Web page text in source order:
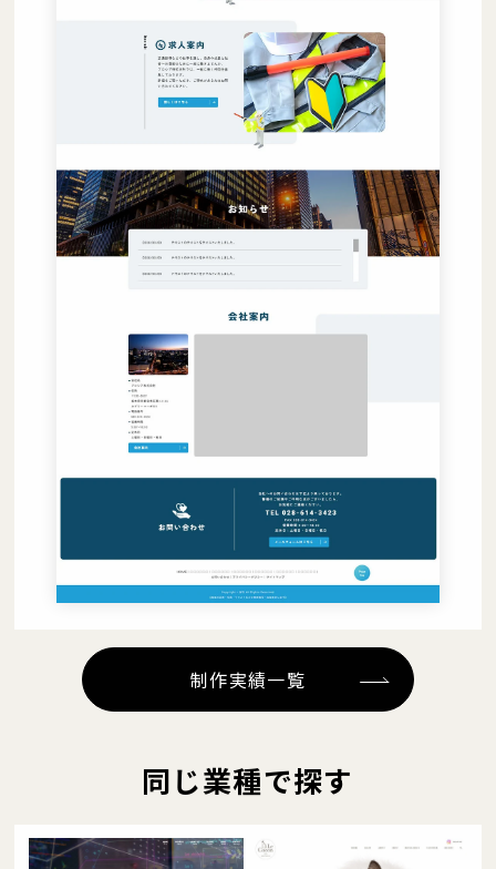
制作実績一覧
同じ業種で探す